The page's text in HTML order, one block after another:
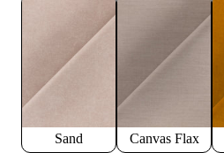
Sand Canvas Flax